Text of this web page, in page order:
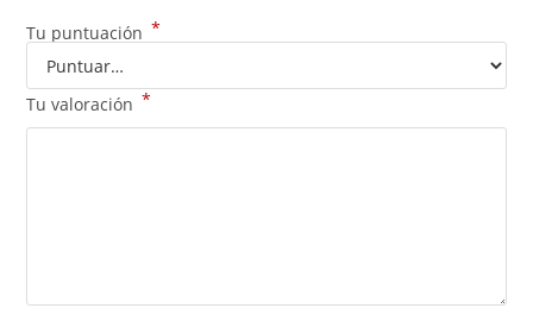
Tu puntuación *
Tu valoración *